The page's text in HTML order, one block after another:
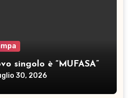
singolo è “MUFASA”
30, 2026